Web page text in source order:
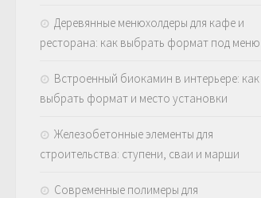
Деревянные менюхолдеры для кафе и
ресторана: как выбрать формат под меню
Встроенный биокамин в интерьере: как
выбрать формат и место установки
Железобетонные элементы для
строительства: ступени, сваи и марши
Современные полимеры для